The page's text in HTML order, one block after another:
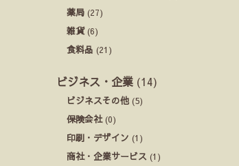
薬局 (27)
雑貨(6)
食料品 (21)
ビジネス・企業 (14)
ビジネスその他 (5)
保険会社(0)
印刷・デザイン (1)
商社・企業サービス (1)